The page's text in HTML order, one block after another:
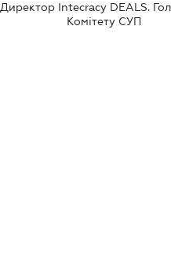
Директор Intecracy DEALS.
Комітету СУП